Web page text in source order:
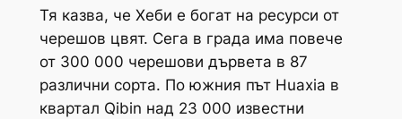
Тя казва, че Хеби е богат на ресурси от
черешов цвят. Сега в града има повече
от 300 000 черешови дървета в 87
различни сорта. По южния път Huaxia в
квартал Qibin над 23 000 известни